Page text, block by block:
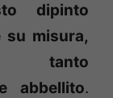
dipinto
su misura,
tanto
abbellito.